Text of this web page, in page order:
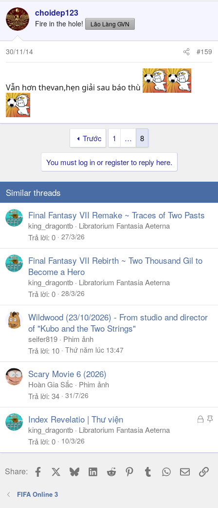
choidep123
Fire in the hole! Lão Làng GVN
30/11/14 #159
Vẫn hơn thevan,hẹn giải sau báo thù
Trước 1 … 8
You must log in or register to reply here.
Similar threads
Final Fantasy VII Remake ~ Traces of Two Pasts
king_dragontb
Libratorium Fantasia Aeterna
Trả lời 0 27/3/26
Final Fantasy VII Rebirth ~ Two Thousand Gil to
Become a Hero
king_dragontb
Libratorium Fantasia Aeterna
Trả lời 0 28/3/26
Wildwood (23/10/2026) - From studio and director
of "Kubo and the Two Strings"
seifer819
Phim ảnh
Trả lời 10 Thứ năm lúc 13:47
Scary Movie 6 (2026)
Hoàn Gia Sắc
Phim ảnh
Trả lời 34 31/7/26
Đ
h
a
S
c
Index Revelatio | Thư viện
king_dragontb
Libratorium Fantasia Aeterna
Trả lời 0 10/3/26
Share: Facebook BlueskyLinkedIn
Reddit PinterestTumblr WhatsApp
Email
FIFA Online 3